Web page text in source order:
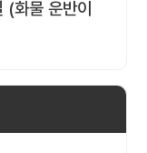
화물 운반이